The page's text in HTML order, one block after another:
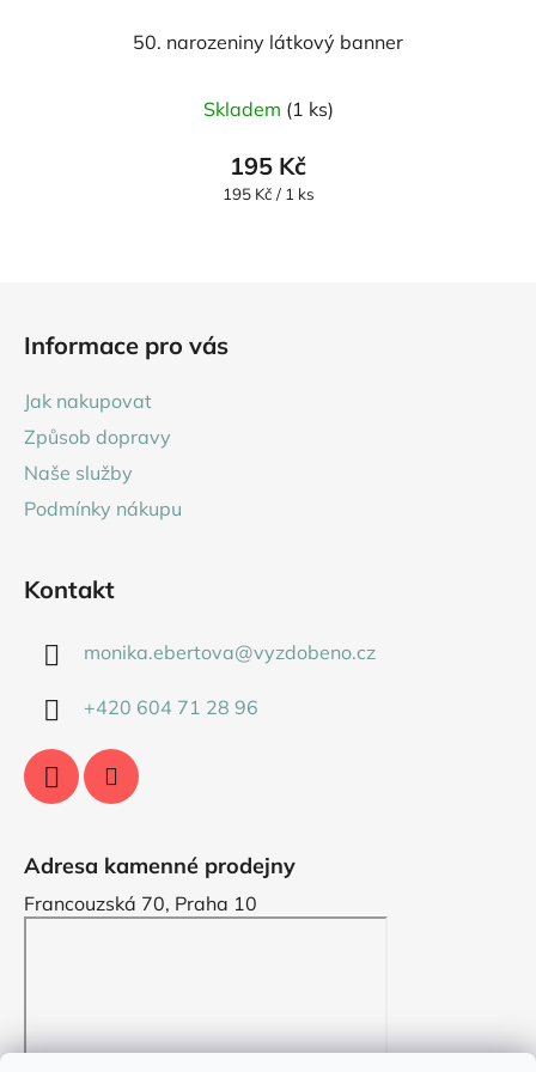
50. narozeniny látkový banner
Skladem (1 ks)
195 Kč
Měrná
195 Kč / 1 ks
Informace pro vás
Jak nakupovat
Způsob dopravy
Naše služby
Podmínky nákupu
Kontakt
monika.ebertova@vyzdobeno.cz
+420 604 71 28 96
Adresa kamenné prodejny
Francouzská 70, Praha 10